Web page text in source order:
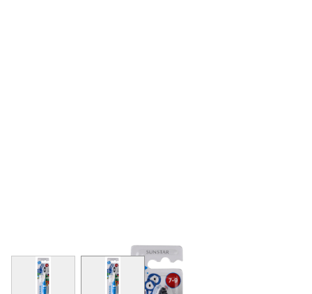
View larger imageView larger image